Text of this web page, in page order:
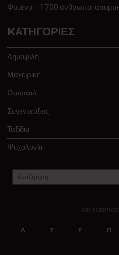
Φουέγο – 1.700 άνθρωποι
KΑΤΗΓΟΡΊΕΣ
Δημοφιλή
Μαγειρική
Ομορφιά
Συνεντεύξεις
Ταξίδια
Ψυχολογία
Δ Τ Τ Π